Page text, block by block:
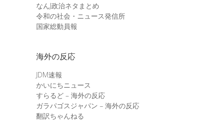
なんJ政治ネタまとめ
令和の社会・ニュース発信所
国家総動員報
海外の反応
JDM速報
かいにちニュース
すらるど – 海外の反応
ガラパゴスジャパン – 海外の反応
翻訳ちゃんねる